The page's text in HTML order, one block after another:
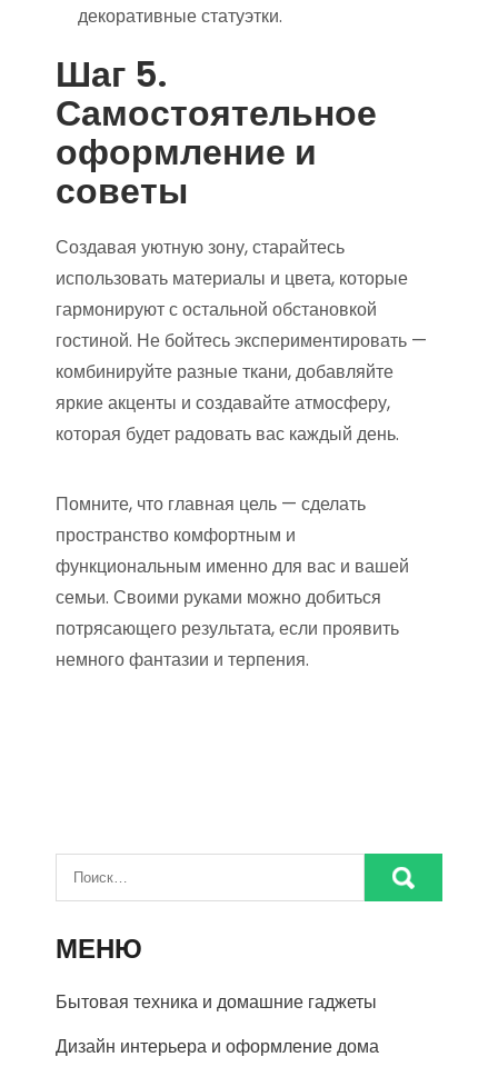
декоративные статуэтки.
Шаг 5.
Самостоятельное
оформление и
советы
Создавая уютную зону, старайтесь
использовать материалы и цвета, которые
гармонируют с остальной обстановкой
гостиной. Не бойтесь экспериментировать —
комбинируйте разные ткани, добавляйте
яркие акценты и создавайте атмосферу,
которая будет радовать вас каждый день.
Помните, что главная цель — сделать
пространство комфортным и
функциональным именно для вас и вашей
семьи. Своими руками можно добиться
потрясающего результата, если проявить
немного фантазии и терпения.
МЕНЮ
Бытовая техника и домашние гаджеты
Дизайн интерьера и оформление дома